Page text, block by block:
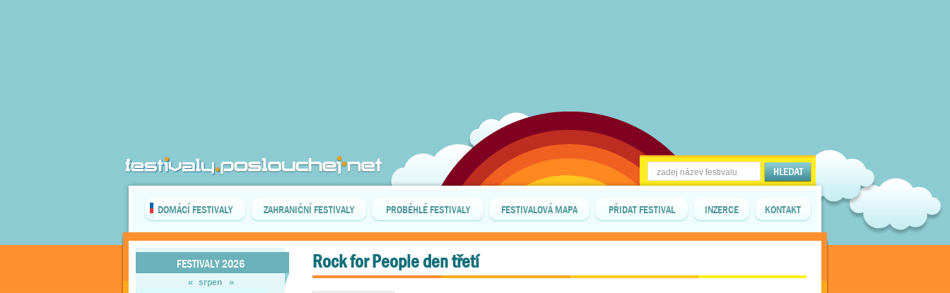
DOMÁCÍ FESTIVALY ZAHRANIČNÍ FESTIVALY PROBĚHLÉ FESTIVALY FESTIVALOVÁ MAPA PŘIDAT FESTIVAL INZERCE KONTAKT
FESTIVALY 2026
« srpen »
Rock for People den třetí